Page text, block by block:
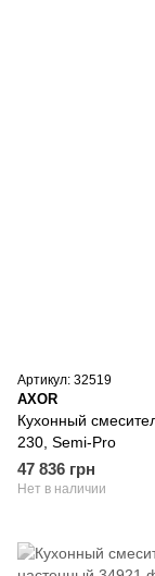
Артикул: 32519
AXOR
Кухонный
230, Semi-Pro
47 836 грн
Нет в наличии